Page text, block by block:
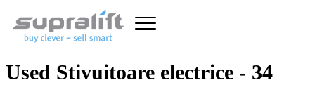
Used Stivuitoare electrice - 34